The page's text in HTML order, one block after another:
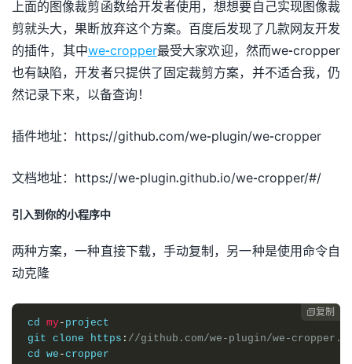
上面的图像裁剪函数给开发者使用，想想要自己实现图像裁
剪就头大，果断放弃这个方案。百度后发现了几款网友开发
的插件，其中we-cropper最受大家欢迎，然而we-cropper
也有缺陷，开发者只提供了固定裁剪方案，并不适合我，仍
然记录下来，以备查询！
插件地址：https://github.com/we-plugin/we-cropper
文档地址：https://we-plugin.github.io/we-cropper/#/
引入到你的小程序中
两种方案，一种直接下载，手动复制，另一种是使用命令自
动克隆
复制
cd my- project
git clone https : //github.com/we-plugin/we-
cd we -cropper